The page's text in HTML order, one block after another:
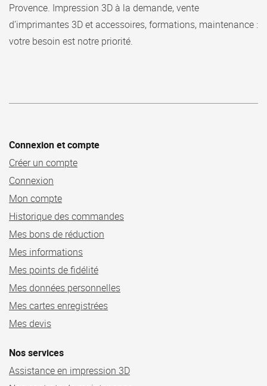
Provence. Impression 3D à la demande, vente
d’imprimantes 3D et accessoires, formations, maintenance :
votre besoin est notre priorité.
Connexion et compte
Créer un compte
Connexion
Mon compte
Historique des commandes
Mes bons de réduction
Mes informations
Mes points de fidélité
Mes données personnelles
Mes cartes enregistrées
Mes devis
Nos services
Assistance en impression 3D